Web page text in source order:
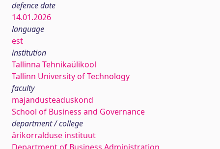
defence date
14.01.2026
language
est
institution
Tallinna Tehnikaülikool
Tallinn University of Technology
faculty
majandusteaduskond
School of Business and Governance
department / college
ärikorralduse instituut